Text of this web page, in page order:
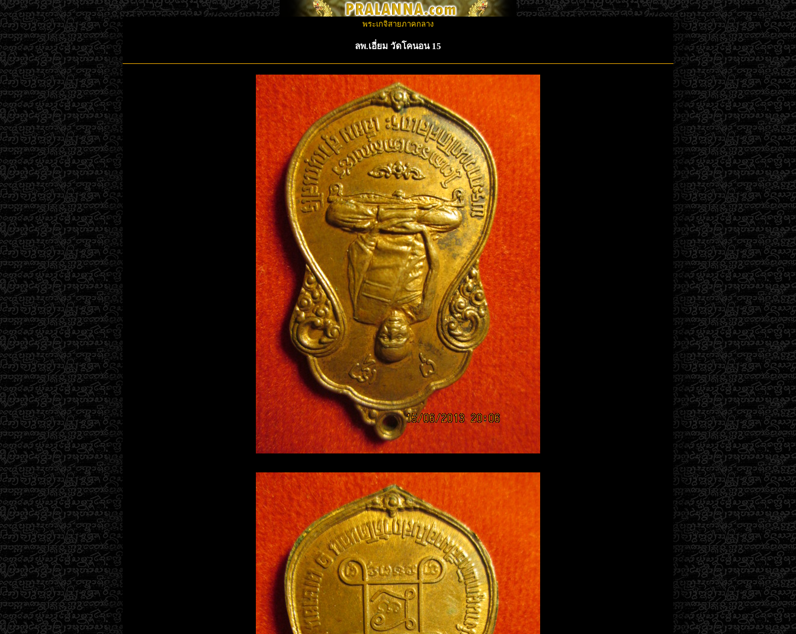
พระเกจิสายภาคกลาง
ลพ.เอี่ยม วัดโคนอน 15